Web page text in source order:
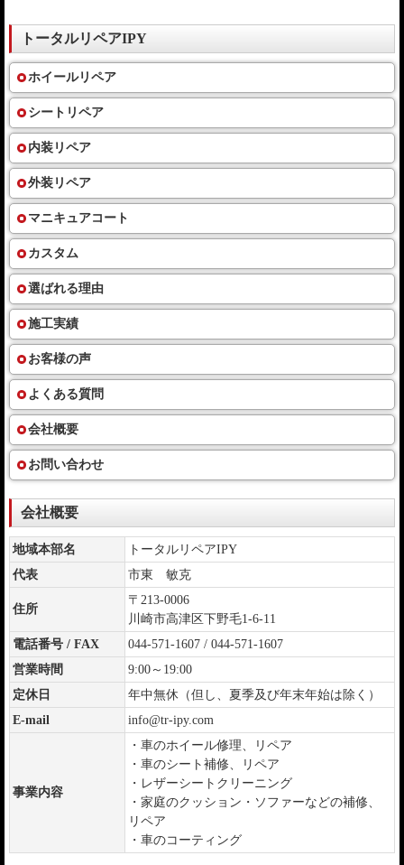
トータルリペアIPY
ホイールリペア
シートリペア
内装リペア
外装リペア
マニキュアコート
カスタム
選ばれる理由
施工実績
お客様の声
よくある質問
会社概要
お問い合わせ
会社概要
地域本部名
トータルリペアIPY
代表
市東 敏克
住所
〒213-0006
川崎市高津区下野毛1-6-11
電話番号 / FAX
044-571-1607 / 044-571-1607
営業時間
9:00～19:00
定休日
年中無休（但し、夏季及び年末年始は除く）
E-mail
info@tr-ipy.com
事業内容
・車のホイール修理、リペア
・車のシート補修、リペア
・レザーシートクリーニング
・家庭のクッション・ソファーなどの補修、
リペア
・車のコーティング